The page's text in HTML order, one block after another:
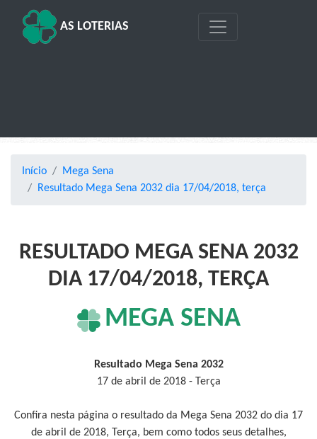
AS LOTERIAS
Início
Mega Sena
Resultado Mega Sena 2032 dia 17/04/2018, terça
RESULTADO MEGA SENA 2032
DIA 17/04/2018, TERÇA
MEGA SENA
Resultado Mega Sena 2032
17 de abril de 2018 - Terça
Confira nesta página o resultado da Mega Sena 2032 do dia 17
de abril de 2018, Terça, bem como todos seus detalhes,